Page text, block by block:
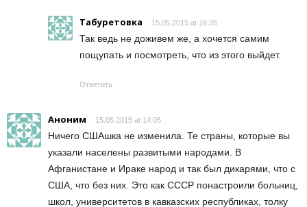
Табуретовка 15.05.2015 at 16:35
Так ведь не доживем же, а хочется самим
пощупать и посмотреть, что из этого выйдет.
Ответить
Аноним 15.05.2015 at 14:05
Ничего СШАшка не изменила. Те страны, которые вы
указали населены развитыми народами. В
Афганистане и Ираке народ и так был дикарями, что с
США, что без них. Это как СССР понастроили больниц,
школ, университетов в кавказских республиках, толку